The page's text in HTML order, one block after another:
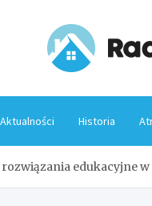
Aktualności Historia
edukacyjne